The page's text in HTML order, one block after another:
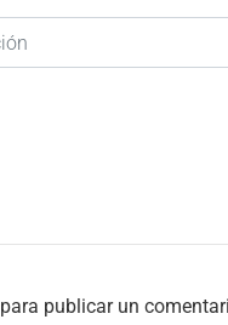
para publicar un